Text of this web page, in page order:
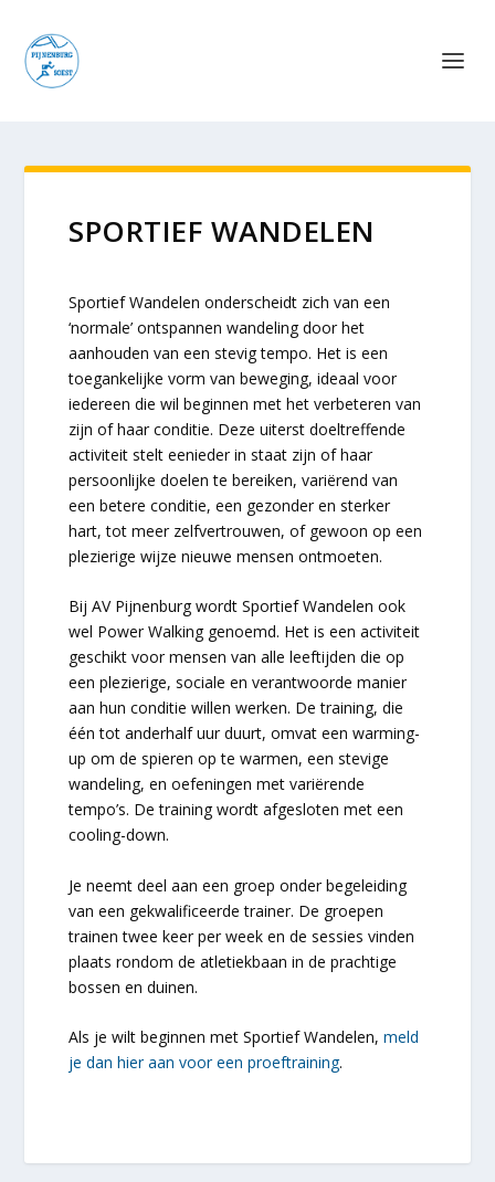
SPORTIEF WANDELEN
Sportief Wandelen onderscheidt zich van een
‘normale’ ontspannen wandeling door het
aanhouden van een stevig tempo. Het is een
toegankelijke vorm van beweging, ideaal voor
iedereen die wil beginnen met het verbeteren van
zijn of haar conditie. Deze uiterst doeltreffende
activiteit stelt eenieder in staat zijn of haar
persoonlijke doelen te bereiken, variërend van
een betere conditie, een gezonder en sterker
hart, tot meer zelfvertrouwen, of gewoon op een
plezierige wijze nieuwe mensen ontmoeten.
Bij AV Pijnenburg wordt Sportief Wandelen ook
wel Power Walking genoemd. Het is een activiteit
geschikt voor mensen van alle leeftijden die op
een plezierige, sociale en verantwoorde manier
aan hun conditie willen werken. De training, die
één tot anderhalf uur duurt, omvat een warming-
up om de spieren op te warmen, een stevige
wandeling, en oefeningen met variërende
tempo’s. De training wordt afgesloten met een
cooling-down.
Je neemt deel aan een groep onder begeleiding
van een gekwalificeerde trainer. De groepen
trainen twee keer per week en de sessies vinden
plaats rondom de atletiekbaan in de prachtige
bossen en duinen.
Als je wilt beginnen met Sportief Wandelen,meld
je dan hier aan voor een proeftraining.